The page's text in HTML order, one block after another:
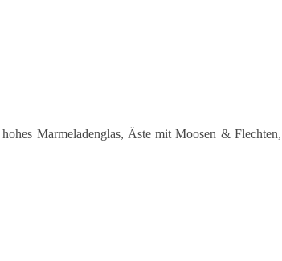
Marmeladenglas, Äste mit Moosen & Flechten,